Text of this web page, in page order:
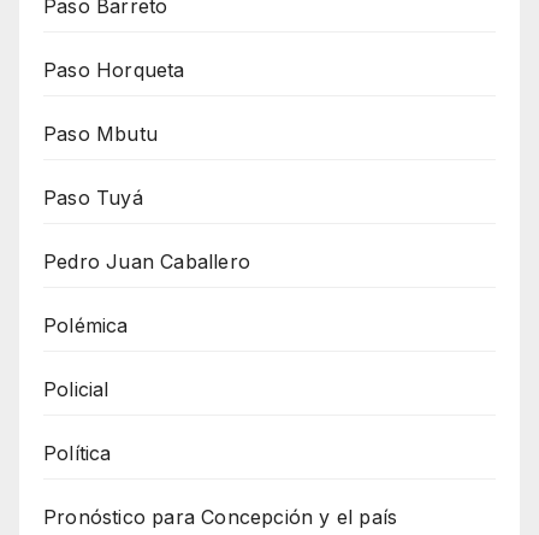
Paso Barreto
Paso Horqueta
Paso Mbutu
Paso Tuyá
Pedro Juan Caballero
Polémica
Policial
Política
Pronóstico para Concepción y el país